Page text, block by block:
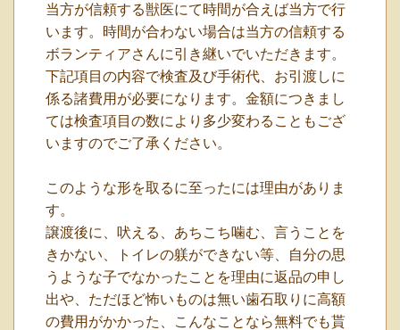
当方が信頼する獣医にて時間が合えば当方で行
います。時間が合わない場合は当方の信頼する
ボランティアさんに引き継いでいただきます。
下記項目の内容で検査及び手術代、お引渡しに
係る諸費用が必要になります。金額につきまし
ては検査項目の数により多少変わることもござ
いますのでご了承ください。
このような形を取るに至ったには理由がありま
す。
譲渡後に、吠える、あちこち噛む、言うことを
きかない、トイレの躾ができない等、自分の思
うような子でなかったことを理由に返品の申し
出や、ただほど怖いものは無い歯石取りに高額
の費用がかかった、こんなことなら無料でも貰